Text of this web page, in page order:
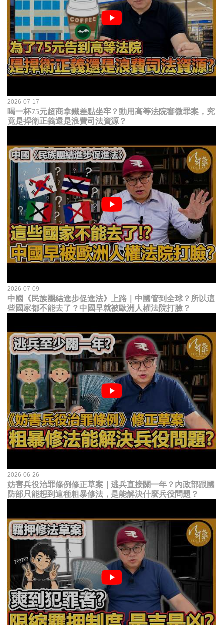
2026-07-17
喝一杯75元超商拿鐵差點坐牢？動用高等法院審微罪案，究
竟是捍衛正義還是浪費司法資源？
2026-07-09
中國《民族團結進步促進法》上路｜中國管到全球？所以這
些國家都不能去了？中國早就被歐洲人權法院打臉？
2026-06-26
妨害兵役治罪條例修正草案｜逃兵直接關一年？內政部跟國
防部只能想到這種粗暴修法，是能解決什麼兵役問題？